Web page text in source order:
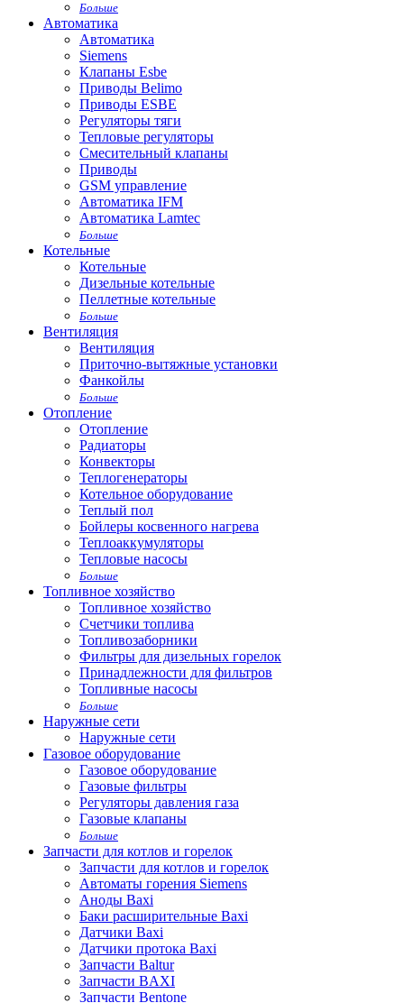
Больше
Автоматика
Автоматика
Siemens
Клапаны Esbe
Приводы Belimo
Приводы ESBE
Регуляторы тяги
Тепловые регуляторы
Cмесительный клапаны
Приводы
GSM управление
Автоматика IFM
Автоматика Lamtec
Больше
Котельные
Котельные
Дизельные котельные
Пеллетные котельные
Больше
Вентиляция
Вентиляция
Приточно-вытяжные установки
Фанкойлы
Больше
Отопление
Отопление
Радиаторы
Конвекторы
Теплогенераторы
Котельное оборудование
Теплый пол
Бойлеры косвенного нагрева
Теплоаккумуляторы
Тепловые насосы
Больше
Топливное хозяйство
Топливное хозяйство
Счетчики топлива
Топливозаборники
Фильтры для дизельных горелок
Принадлежности для фильтров
Топливные насосы
Больше
Наружные сети
Наружные сети
Газовое оборудование
Газовое оборудование
Газовые фильтры
Регуляторы давления газа
Газовые клапаны
Больше
Запчасти для котлов и горелок
Запчасти для котлов и горелок
Автоматы горения Siemens
Аноды Baxi
Баки расширительные Baxi
Датчики Baxi
Датчики протока Baxi
Запчасти Baltur
Запчасти BAXI
Запчасти Bentone